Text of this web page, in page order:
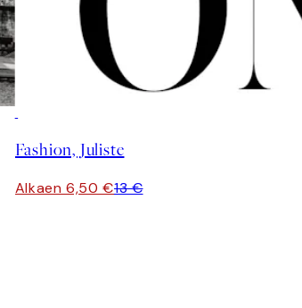
Fashion, Juliste
Alkaen 6,50 €13 €